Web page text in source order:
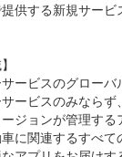
供する新規サービ
ービスのグローバ
ービスのみならず
ジョンが管理する
に関連するすべて